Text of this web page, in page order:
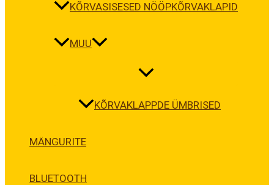
KÕRVASISESED NÖÖPKÕRVAKLAPID
MUU
KÕRVAKLAPPDE ÜMBRISED
MÄNGURITE
BLUETOOTH